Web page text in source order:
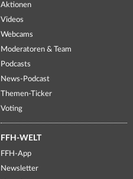
Aktionen
Videos
Webcams
Moderatoren & Team
Podcasts
News-Podcast
Themen-Ticker
Voting
FFH-WELT
FFH-App
Newsletter